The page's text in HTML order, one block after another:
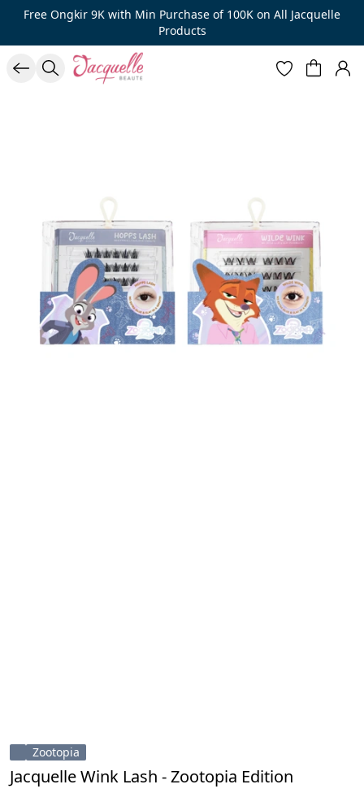
Free Ongkir 9K with Min Purchase of 100K on All Jacquelle
Products
Zootopia
Jacquelle Wink Lash - Zootopia Edition